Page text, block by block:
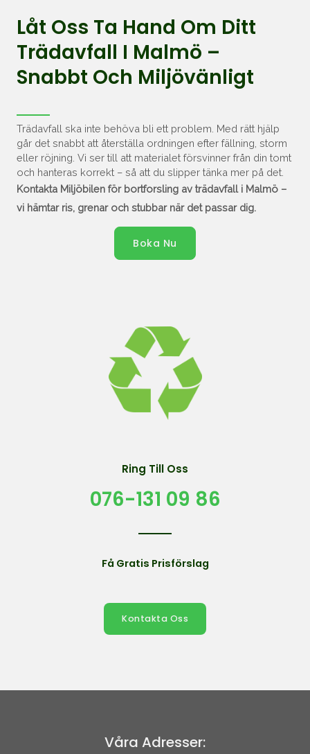
Låt Oss Ta Hand Om Ditt
Trädavfall I Malmö –
Snabbt Och Miljövänligt
Trädavfall ska inte behöva bli ett problem. Med rätt hjälp
går det snabbt att återställa ordningen efter fällning, storm
eller röjning. Vi ser till att materialet försvinner från din tomt
och hanteras korrekt – så att du slipper tänka mer på det.
Kontakta Miljöbilen för bortforsling av trädavfall i Malmö –
vi hämtar ris, grenar och stubbar när det passar dig.
Boka Nu
Ring Till Oss
076-131 09 86
Få Gratis Prisförslag
Kontakta Oss
Våra Adresser: